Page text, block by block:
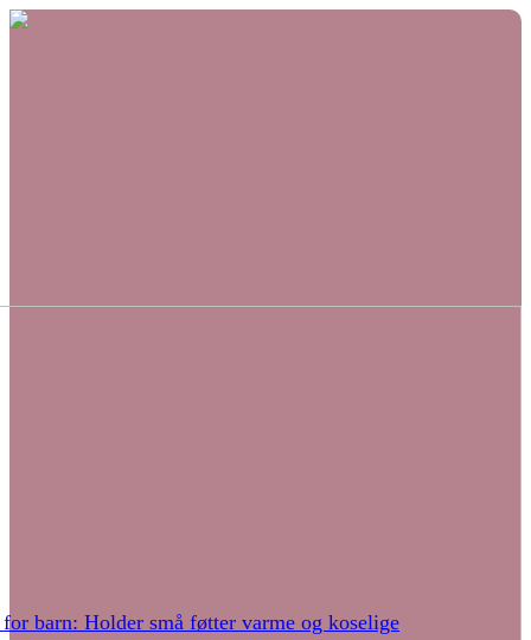
barn: Holder små føtter varme og koselige